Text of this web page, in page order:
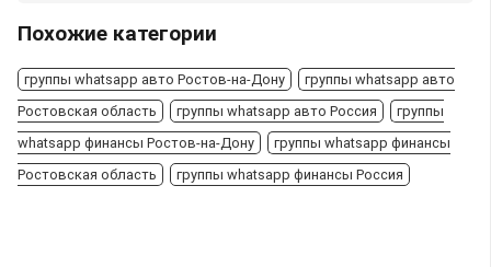
Похожие категории
группы whatsapp авто Ростов-на-Дону
группы whatsapp авто
Ростовская область
группы whatsapp авто Россия
группы
whatsapp финансы Ростов-на-Дону
группы whatsapp финансы
Ростовская область
группы whatsapp финансы Россия